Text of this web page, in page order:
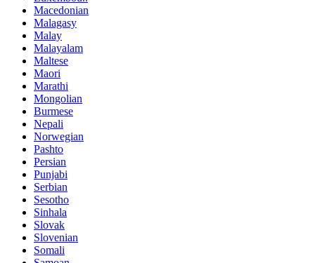
Macedonian
Malagasy
Malay
Malayalam
Maltese
Maori
Marathi
Mongolian
Burmese
Nepali
Norwegian
Pashto
Persian
Punjabi
Serbian
Sesotho
Sinhala
Slovak
Slovenian
Somali